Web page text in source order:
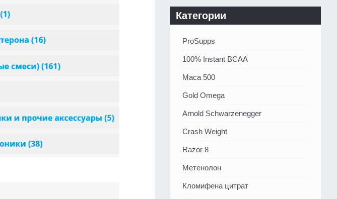
Категории
ProSupps
100% Instant BCAA
Maca 500
Gold Omega
Arnold Schwarzenegger
Crash Weight
Razor 8
Метенолон
Кломифена цитрат